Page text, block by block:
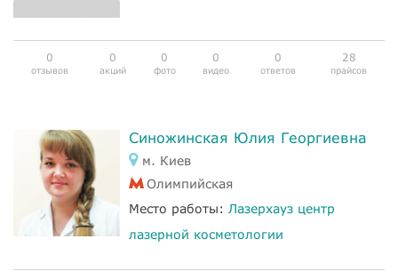
0
отзывов
0
акций
0
фото
0
видео
0
ответов
28
прайсов
Синожинская Юлия Георгиевна
м. Киев
Олимпийская
Место работы: Лазерхауз центр
лазерной косметологии